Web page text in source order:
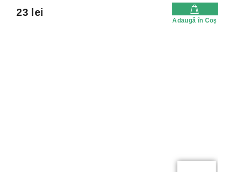
23 lei
Adaugă în Coş